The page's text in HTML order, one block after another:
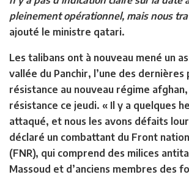
pleinement opérationnel, mais nous
ajouté le ministre qatari.
Les talibans ont à nouveau mené un
vallée du Panchir, l’une des dernières
résistance au nouveau régime
résistance ce jeudi. « Il y a quelques
attaqué, et nous les avons défaits
déclaré un combattant du Front
(FNR), qui comprend des milices
Massoud et d’anciens membres des